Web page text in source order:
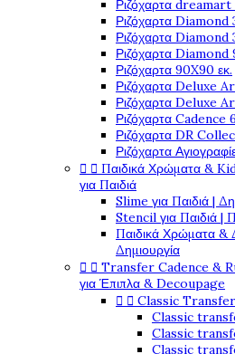
Ριζόχαρτα dreamart
Ριζόχαρτα Diamond
Ριζόχαρτα Diamond
Ριζόχαρτα Diamond
Ριζόχαρτα 90X90 εκ.
Ριζόχαρτα Deluxe
Ριζόχαρτα Deluxe
Ριζόχαρτα Cadence
Ριζόχαρτα DR
Ριζόχαρτα
  Παιδικά Χρώματα &
για Παιδιά
Slime για Παιδιά |
Stencil για Παιδιά |
Παιδικά Χρώματα &
Δημιουργία
  Transfer Cadence &
για Έπιπλα & Decoupage
  Classic Transfer
Classic
Classic
Classic